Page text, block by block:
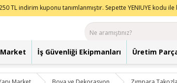
TL indirim kuponu tanımlanmıştır. Sepette YENIUYE kodu
Hattı: 0501 331 9500
Market İş Güvenliği Ekipmanları Üretim